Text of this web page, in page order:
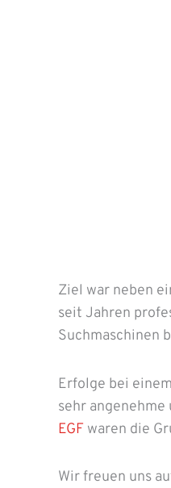
Ziel war neben
seit Jahren
Suchmaschinen
Erfolge bei
sehr
EGF waren die
Wir freuen uns